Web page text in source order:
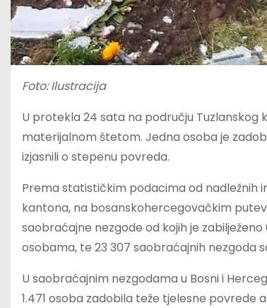
Foto: Ilustracija
U protekla 24 sata na području Tuzlanskog
materijalnom štetom. Jedna osoba je
izjasnili o stepenu povreda.
Prema statističkim podacima od nadležnih
kantona, na bosanskohercegovačkim
saobraćajne nezgode od kojih je
osobama, te 23 307 saobraćajnih nezgoda
U saobraćajnim nezgodama u Bosni i
1.471 osoba zadobila teže tjelesne